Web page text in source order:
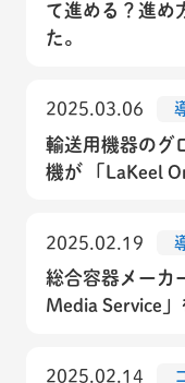
て進める？進め
た。
2025.03.06
輸送用機器のグ
機が 「LaKeel
2025.02.19
総合容器メーカ
Media Service」
2025.02.14